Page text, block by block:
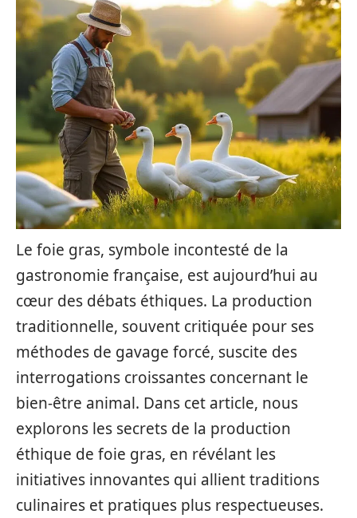
Le foie gras, symbole incontesté de la
gastronomie française, est aujourd’hui au
cœur des débats éthiques. La production
traditionnelle, souvent critiquée pour ses
méthodes de gavage forcé, suscite des
interrogations croissantes concernant le
bien-être animal. Dans cet article, nous
explorons les secrets de la production
éthique de foie gras, en révélant les
initiatives innovantes qui allient traditions
culinaires et pratiques plus respectueuses.